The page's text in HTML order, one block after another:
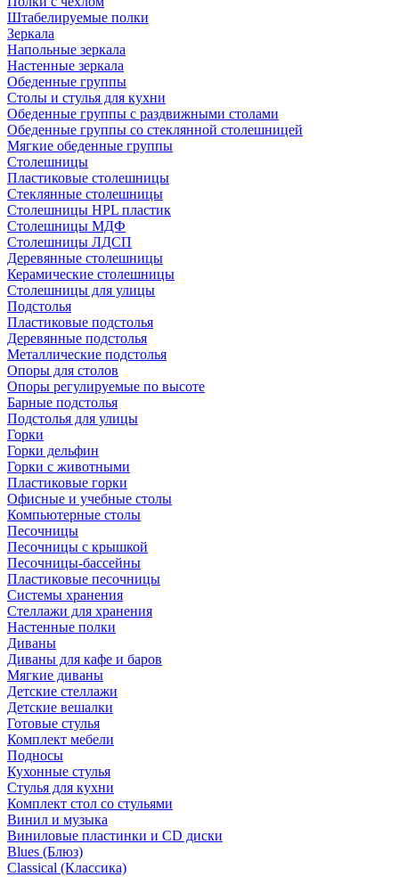
Штабелируемые полки
Зеркала
Напольные зеркала
Настенные зеркала
Обеденные группы
Столы и стулья для кухни
Обеденные группы с раздвижными столами
Обеденные группы со стеклянной столешницей
Мягкие обеденные группы
Столешницы
Пластиковые столешницы
Стеклянные столешницы
Столешницы HPL пластик
Столешницы МДФ
Столешницы ЛДСП
Деревянные столешницы
Керамические столешницы
Столешницы для улицы
Подстолья
Пластиковые подстолья
Деревянные подстолья
Металлические подстолья
Опоры для столов
Опоры регулируемые по высоте
Барные подстолья
Подстолья для улицы
Горки
Горки дельфин
Горки с животными
Пластиковые горки
Офисные и учебные столы
Компьютерные столы
Песочницы
Песочницы с крышкой
Песочницы-бассейны
Пластиковые песочницы
Системы хранения
Стеллажи для хранения
Настенные полки
Диваны
Диваны для кафе и баров
Мягкие диваны
Детские стеллажи
Детские вешалки
Готовые стулья
Комплект мебели
Подносы
Кухонные стулья
Стулья для кухни
Комплект стол со стульями
Винил и музыка
Виниловые пластинки и CD диски
Blues (Блюз)
Classical (Классика)